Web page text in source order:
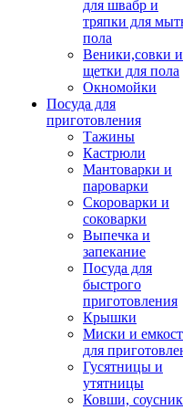
для швабр и
тряпки для
пола
Веники,совки и
щетки для пола
Окномойки
Посуда для
приготовления
Тажины
Кастрюли
Мантоварки и
пароварки
Скороварки и
соковарки
Выпечка и
запекание
Посуда для
быстрого
приготовления
Крышки
Миски и
для
Гусятницы и
утятницы
Ковши,